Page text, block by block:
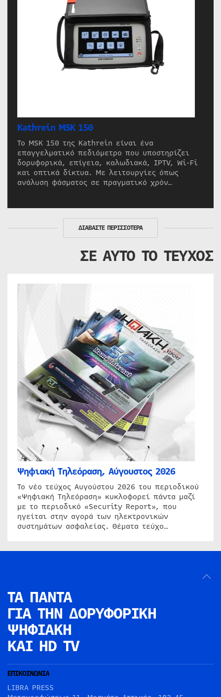
Kathrein MSK 150
Το MSK 150 της Kathrein είναι ένα
επαγγελματικό πεδιόμετρο που υποστηρίζει
δορυφορικά, επίγεια, καλωδιακά, IPTV, Wi-Fi
και οπτικά δίκτυα. Με λειτουργίες όπως
ανάλυση φάσματος σε πραγματικό χρόν…
ΔΙΑΒΑΣΤΕ ΠΕΡΙΣΣΟΤΕΡΑ
ΣΕ ΑΥΤΟ ΤΟ ΤΕΥΧΟΣ
Ψηφιακή Τηλεόραση, Αύγουστος 2026
Το νέο τεύχος Αυγούστου 2026 του περιοδικού
«Ψηφιακή Τηλεόραση» κυκλοφορεί πάντα μαζί
με το περιοδικό «Security Report», που
ηγείται στην αγορά των ηλεκτρονικών
συστημάτων ασφαλείας. Θέματα τεύχο…
ΤΑ ΠΑΝΤΑ
ΓΙΑ ΤΗΝ ΔΟΡΥΦΟΡΙΚΗ
ΨΗΦΙΑΚΗ
ΚΑΙ HD TV
ΕΠΙΚΟΙΝΩΝΙΑ
LIBRA PRESS